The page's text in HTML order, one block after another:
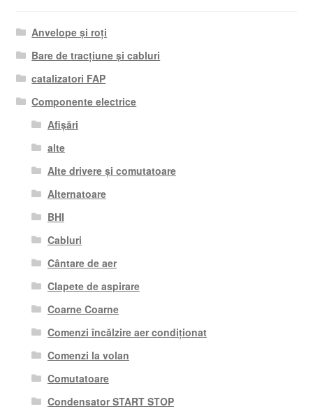
Anvelope și roți
Bare de tracțiune și cabluri
catalizatori FAP
Componente electrice
Afișări
alte
Alte drivere și comutatoare
Alternatoare
BHI
Cabluri
Cântare de aer
Clapete de aspirare
Coarne Coarne
Comenzi încălzire aer condiționat
Comenzi la volan
Comutatoare
Condensator START STOP